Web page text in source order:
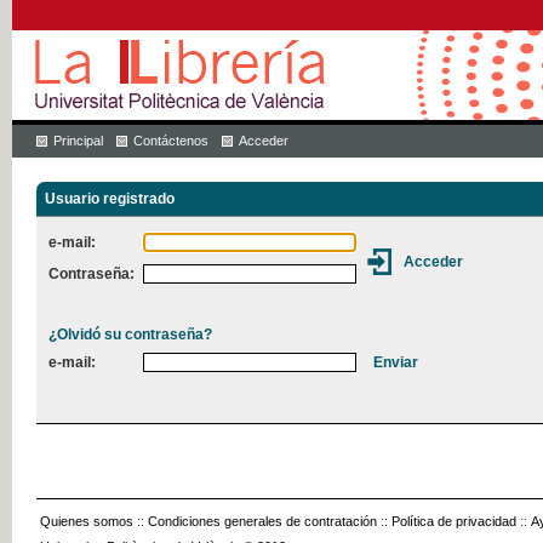
Principal Contáctenos Acceder
Usuario registrado
e-mail:
Contraseña:
¿Olvidó su contraseña?
e-mail:
Quienes somos :: Condiciones generales de contratación :: Política de privacidad ::